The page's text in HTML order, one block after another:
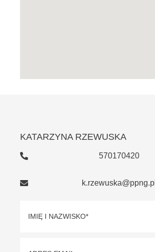
KATARZYNA RZEWUSKA
570170420
k.rzewuska@ppng.pl